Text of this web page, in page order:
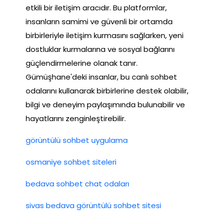
etkili bir iletişim aracıdır. Bu platformlar,
insanların samimi ve güvenli bir ortamda
birbirleriyle iletişim kurmasını sağlarken, yeni
dostluklar kurmalarına ve sosyal bağlarını
güçlendirmelerine olanak tanır.
Gümüşhane'deki insanlar, bu canlı sohbet
odalarını kullanarak birbirlerine destek olabilir,
bilgi ve deneyim paylaşımında bulunabilir ve
hayatlarını zenginleştirebilir.
görüntülü sohbet uygulama
osmaniye sohbet siteleri
bedava sohbet chat odaları
sivas bedava görüntülü sohbet sitesi